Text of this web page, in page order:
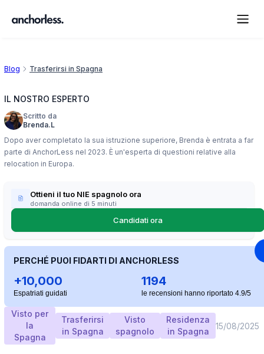
Blog Trasferirsi in Spagna
IL NOSTRO ESPERTO
Scritto da
Brenda.L
Dopo aver completato la sua istruzione superiore, Brenda è entrata a far
parte di AnchorLess nel 2023. È un'esperta di questioni relative alla
relocation in Europa.
Ottieni il tuo NIE spagnolo ora
domanda online di 5 minuti
Candidati ora
PERCHÉ PUOI FIDARTI DI ANCHORLESS
+10,000
Espatriati guidati
1194
le recensioni hanno riportato 4.9/5
Visto per
la
Spagna
Trasferirsi
in Spagna
Visto
spagnolo
Residenza
in Spagna
15/08/2025